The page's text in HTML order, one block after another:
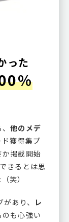
った
、他のメデ
ド獲得集プ
掲載開始
きるとは思
笑）
あり、
レ
のも心強い